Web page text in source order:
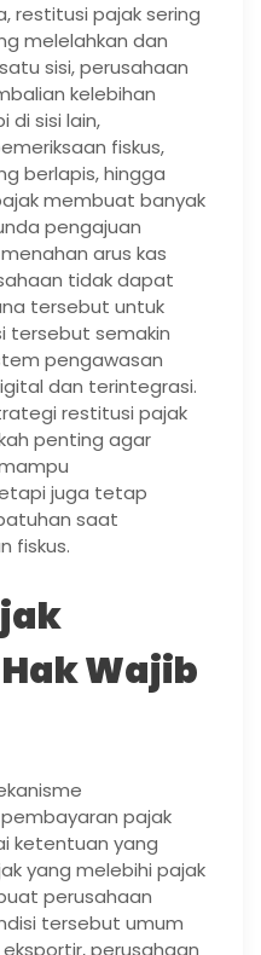
restitusi pajak sering
melelahkan dan
sisi, perusahaan
kelebihan
di sisi lain,
fiskus,
berlapis, hingga
membuat banyak
pengajuan
arus kas
tidak dapat
tersebut untuk
tersebut semakin
pengawasan
dan terintegrasi.
restitusi pajak
penting agar
juga tetap
saat
fiskus.
Wajib
pajak
ketentuan yang
yang melebihi pajak
perusahaan
tersebut umum
perusahaan